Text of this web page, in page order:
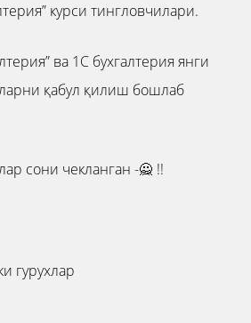
курси тингловчилари.
ва 1С бухгалтерия янги
қабул қилиш бошлаб
сони чекланган -🙅 !!
гурухлар